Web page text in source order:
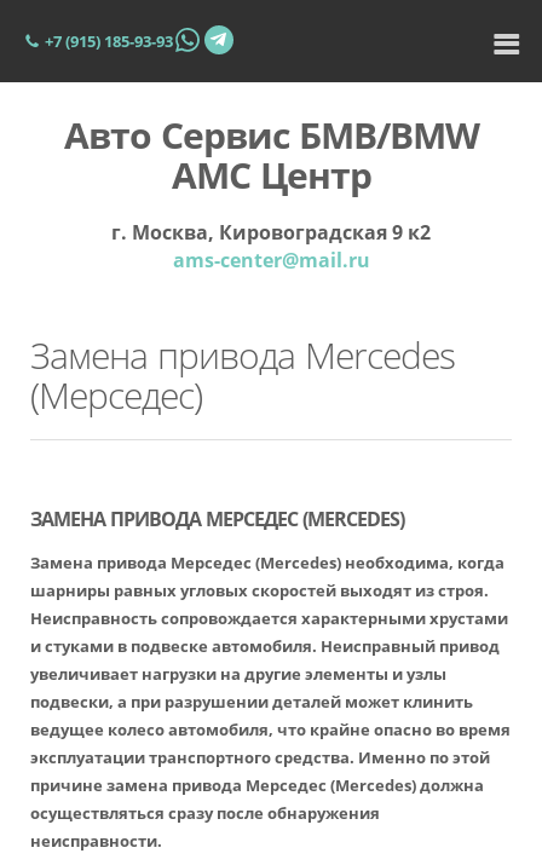
+7 (915) 185-93-93
Авто Сервис БМВ/BMW
АМС Центр
г. Москва, Кировоградская 9 к2
ams-center@mail.ru
Замена привода Mercedes
(Мерседес)
ЗАМЕНА ПРИВОДА МЕРСЕДЕС (MERCEDES)
Замена привода Мерседес (Mercedes) необходима, когда
шарниры равных угловых скоростей выходят из строя.
Неисправность сопровождается характерными хрустами
и стуками в подвеске автомобиля. Неисправный привод
увеличивает нагрузки на другие элементы и узлы
подвески, а при разрушении деталей может клинить
ведущее колесо автомобиля, что крайне опасно во время
эксплуатации транспортного средства. Именно по этой
причине замена привода Мерседес (Mercedes) должна
осуществляться сразу после обнаружения
неисправности.